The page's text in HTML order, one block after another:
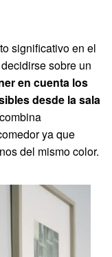
significativo en el
sobre un
en cuenta los
desde la sala
ya que
del mismo color.